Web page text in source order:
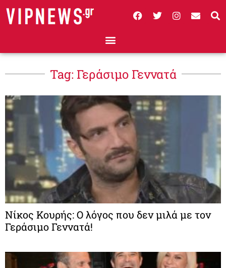
Tag: Γεράσιμο Γεννατά
Νίκος Κουρής: Ο λόγος που δεν μιλά με τον
Γεράσιμο Γεννατά!